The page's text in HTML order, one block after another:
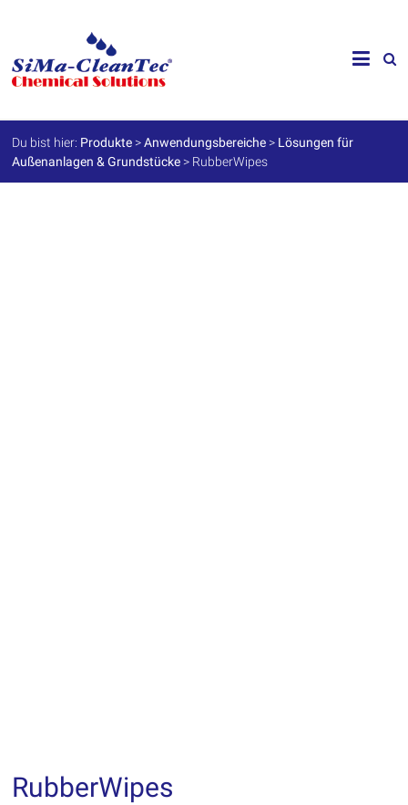
SiMa-
Cleantec
GmbH
Spezialprodukte
für
Du bist hier: Produkte >Anwendungsbereiche > Lösungen für
Außenanlagen & Grundstücke > RubberWipes
RubberWipes